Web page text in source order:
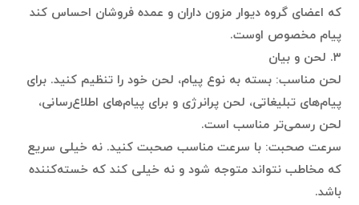
که اعضای گروه دیوار مزون داران و عمده فروشان احساس کند
پیام مخصوص اوست.
۳. لحن و بیان
لحن مناسب: بسته به نوع پیام، لحن خود را تنظیم کنید. برای
پیام‌های تبلیغاتی، لحن پرانرژی و برای پیام‌های اطلاع‌رسانی،
لحن رسمی‌تر مناسب است.
سرعت صحبت: با سرعت مناسب صحبت کنید. نه خیلی سریع
که مخاطب نتواند متوجه شود و نه خیلی کند که خسته‌کننده
باشد.